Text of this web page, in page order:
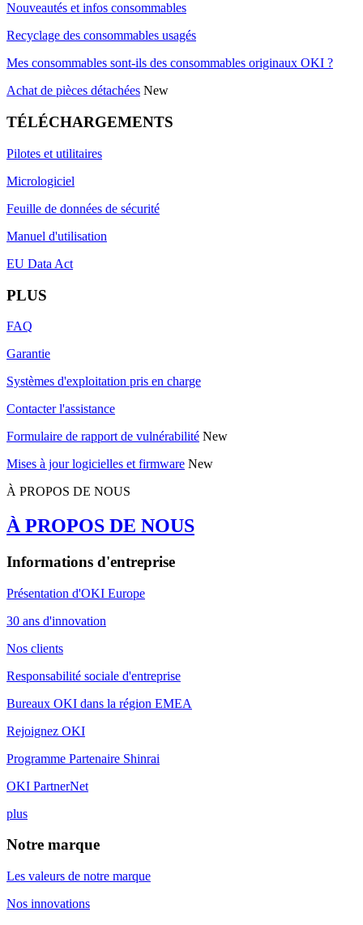
Nouveautés et infos consommables
Recyclage des consommables usagés
Mes consommables sont-ils des consommables originaux OKI ?
Achat de pièces détachées New
TÉLÉCHARGEMENTS
Pilotes et utilitaires
Micrologiciel
Feuille de données de sécurité
Manuel d'utilisation
EU Data Act
PLUS
FAQ
Garantie
Systèmes d'exploitation pris en charge
Contacter l'assistance
Formulaire de rapport de vulnérabilité New
Mises à jour logicielles et firmware New
À PROPOS DE NOUS
À PROPOS DE NOUS
Informations d'entreprise
Présentation d'OKI Europe
30 ans d'innovation
Nos clients
Responsabilité sociale d'entreprise
Bureaux OKI dans la région EMEA
Rejoignez OKI
Programme Partenaire Shinrai
OKI PartnerNet
plus
Notre marque
Les valeurs de notre marque
Nos innovations